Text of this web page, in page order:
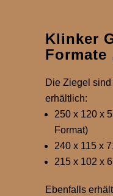
Klinker
Formate
Die Ziegel
erhältlich:
250 x 120 x
Format)
240 x 115 x
215 x 102 x
Ebenfalls